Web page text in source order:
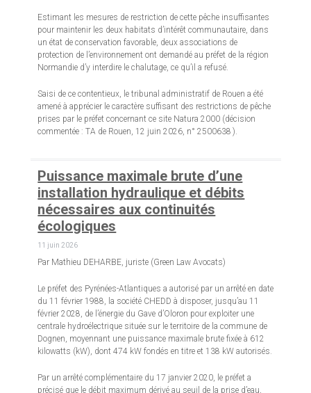
Estimant les mesures de restriction de cette pêche insuffisantes
pour maintenir les deux habitats d’intérêt communautaire, dans
un état de conservation favorable, deux associations de
protection de l’environnement ont demandé au préfet de la région
Normandie d’y interdire le chalutage, ce qu’il a refusé.
Saisi de ce contentieux, le tribunal administratif de Rouen a été
amené à apprécier le caractère suffisant des restrictions de pêche
prises par le préfet concernant ce site Natura 2000 (décision
commentée : TA de Rouen, 12 juin 2026, n° 2500638 ).
Puissance maximale brute d’une
installation hydraulique et débits
nécessaires aux continuités
écologiques
11 juin 2026
Par Mathieu DEHARBE, juriste (Green Law Avocats)
Le préfet des Pyrénées-Atlantiques a autorisé par un arrêté en date
du 11 février 1988, la société CHEDD à disposer, jusqu’au 11
février 2028, de l’énergie du Gave d’Oloron pour exploiter une
centrale hydroélectrique située sur le territoire de la commune de
Dognen, moyennant une puissance maximale brute fixée à 612
kilowatts (kW), dont 474 kW fondés en titre et 138 kW autorisés.
Par un arrêté complémentaire du 17 janvier 2020, le préfet a
précisé que le débit maximum dérivé au seuil de la prise d’eau,